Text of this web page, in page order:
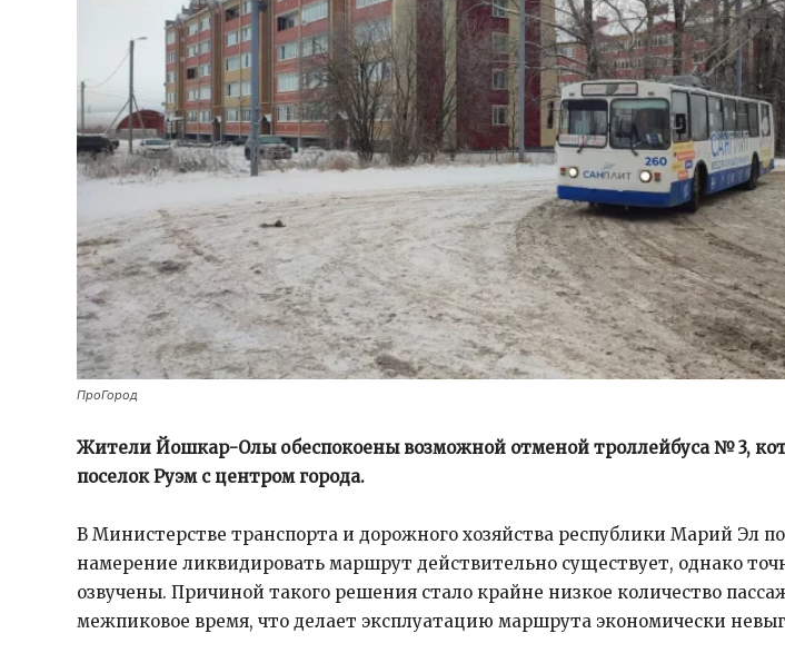
ПроГород
Жители Йошкар-Олы обеспокоены возможной отменой троллейбуса № 3,
поселок Руэм с центром города.
В Министерстве транспорта и дорожного хозяйства республики Марий Эл
намерение ликвидировать маршрут действительно существует, однако
озвучены. Причиной такого решения стало крайне низкое количество
межпиковое время, что делает эксплуатацию маршрута экономически